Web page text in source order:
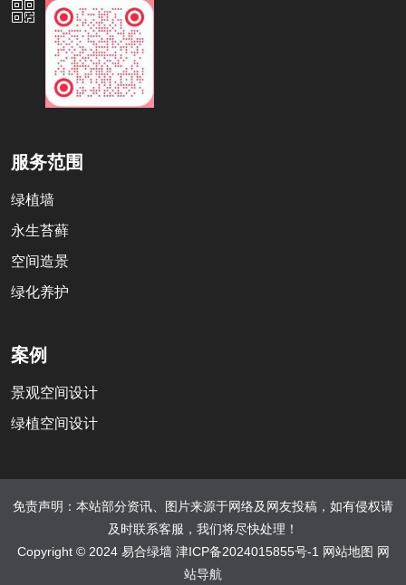
服务范围
绿植墙
永生苔藓
空间造景
绿化养护
案例
景观空间设计
绿植空间设计
免责声明：本站部分资讯、图片来源于网络及网友投稿，如有侵权请
及时联系客服，我们将尽快处理！
Copyright © 2024 易合绿墙 津ICP备2024015855号-1 网站地图 网
站导航